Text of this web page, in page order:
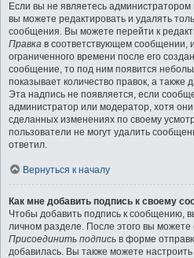
Если вы не являетесь
вы можете редактировать и удалять
сообщения. Вы можете перейти к
Правка в соответствующем сообщении,
ограниченного времени после его
сообщение, то под ним появится
показывает количество правок, а также
Эта надпись не появляется, если
администратор или модератор, хотя
сделанных изменениях по своему
пользователи не могут удалить
ответил.
Вернуться к началу
Как мне добавить подпись к своему
Чтобы добавить подпись к сообщению,
личном разделе. После этого вы
Присоединить подпись в форме
добавилась. Вы также можете